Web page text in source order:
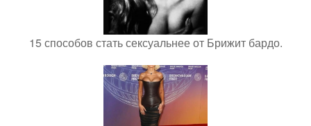
15 способов стать сексуальнее от Брижит бардо.